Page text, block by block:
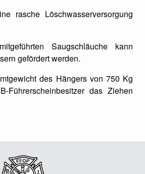
rasche Löschwasserversorgung
Saugschläuche kann
gefördert werden.
des Hängers von 750 Kg
Führerscheinbesitzer das Ziehen